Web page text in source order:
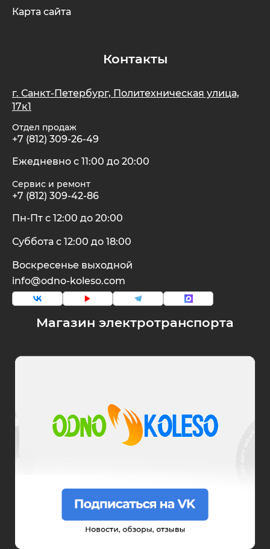
Магазин электротранспорта
Карта сайта
Контакты
г. Санкт-Петербург, Политехническая улица,
17к1
Отдел продаж
+7 (812) 309-26-49
Ежедневно с 11:00 до 20:00
Сервис и ремонт
+7 (812) 309-42-86
Пн-Пт с 12:00 до 20:00
Суббота с 12:00 до 18:00
Воскресенье выходной
info@odno-koleso.com